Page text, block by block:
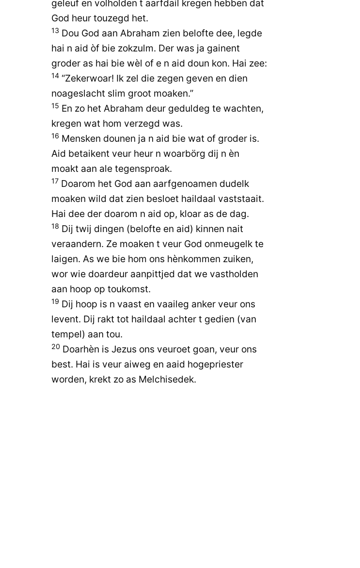
geleuf en volholden t aarfdail kregen hebben dat
God heur touzegd het.
13 Dou God aan Abraham zien belofte dee, legde
hai n aid òf bie zokzulm. Der was ja gainent
groder as hai bie wèl of e n aid doun kon. Hai zee:
14 “Zekerwoar! Ik zel die zegen geven en dien
noageslacht slim groot moaken.”
15 En zo het Abraham deur geduldeg te wachten,
kregen wat hom verzegd was.
16 Mensken dounen ja n aid bie wat of groder is.
Aid betaikent veur heur n woarbörg dij n èn
moakt aan ale tegensproak.
17 Doarom het God aan aarfgenoamen dudelk
moaken wild dat zien besloet haildaal vaststaait.
Hai dee der doarom n aid op, kloar as de dag.
18 Dij twij dingen (belofte en aid) kinnen nait
veraandern. Ze moaken t veur God onmeugelk te
laigen. As we bie hom ons hènkommen zuiken,
wor wie doardeur aanpittjed dat we vastholden
aan hoop op toukomst.
19 Dij hoop is n vaast en vaaileg anker veur ons
levent. Dij rakt tot haildaal achter t gedien (van
tempel) aan tou.
20 Doarhèn is Jezus ons veuroet goan, veur ons
best. Hai is veur aiweg en aaid hogepriester
worden, krekt zo as Melchisedek.